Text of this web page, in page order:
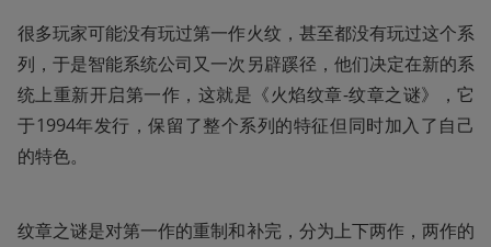
很多玩家可能没有玩过第一作火纹，甚至都没有玩过这个系
列，于是智能系统公司又一次另辟蹊径，他们决定在新的系
统上重新开启第一作，这就是《火焰纹章-纹章之谜》，它
于1994年发行，保留了整个系列的特征但同时加入了自己
的特色。
纹章之谜是对第一作的重制和补完，分为上下两作，两作的